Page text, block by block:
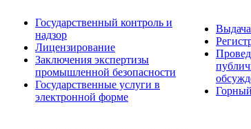
Государственный контроль и
надзор
Лицензирование
Заключения экспертизы
промышленной безопасности
Государственные услуги в
электронной форме